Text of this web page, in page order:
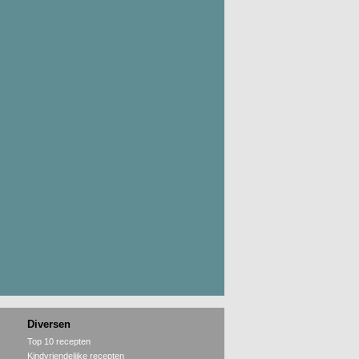
Diversen
Top 10 recepten
Kindvriendelijke recepten